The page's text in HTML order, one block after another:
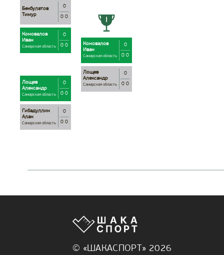
Бекбулатов
Тимур
0
0 0
Коновалов
Иван
Самарская область
0
0 0
Лощев
Александр
Самарская область
0
0 0
Гибадуллин
Алан
Самарская область
0
0 0
Коновалов
Иван
Самарская область
0
0 0
Лощев
Александр
Самарская область
0
0 0
© «ШАКАСПОРТ» 2026